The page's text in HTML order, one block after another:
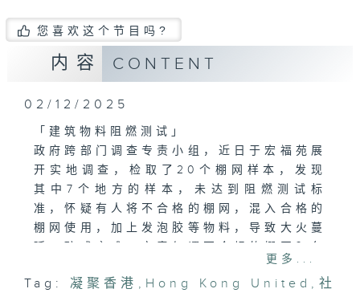
您喜欢这个节目吗?
内容 CONTENT
02/12/2025
「建筑物料阻燃测试」
政府跨部门调查专责小组，近日于宏福苑展
开实地调查，检取了20个棚网样本，发现
其中7个地方的样本，未达到阻燃测试标
准，怀疑有人将不合格的棚网，混入合格的
棚网使用，加上发泡胶等物料，导致大火蔓
界如何检讨事件，避免悲剧再发生？
#宏福苑火灾#棚网#发泡胶#测试#张嘉仪
更多...
Tag: 凝聚香港 , Hong Kong United , 社